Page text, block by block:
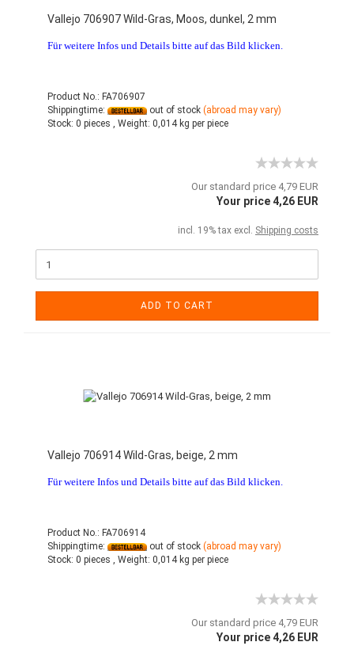
Vallejo 706907 Wild-Gras, Moos, dunkel, 2 mm
Für weitere Infos und Details bitte auf das Bild klicken.
Product No.: FA706907
Shippingtime:
out of stock (abroad may vary)
Stock: 0 pieces , Weight: 0,014kg per piece
Our standard price 4,79 EUR
Your price 4,26 EUR
incl. 19% tax excl. Shipping costs
ADD TO CART
Vallejo 706914 Wild-Gras, beige, 2 mm
Für weitere Infos und Details bitte auf das Bild klicken.
Product No.: FA706914
Shippingtime:
out of stock (abroad may vary)
Stock: 0 pieces , Weight: 0,014kg per piece
Our standard price 4,79 EUR
Your price 4,26 EUR